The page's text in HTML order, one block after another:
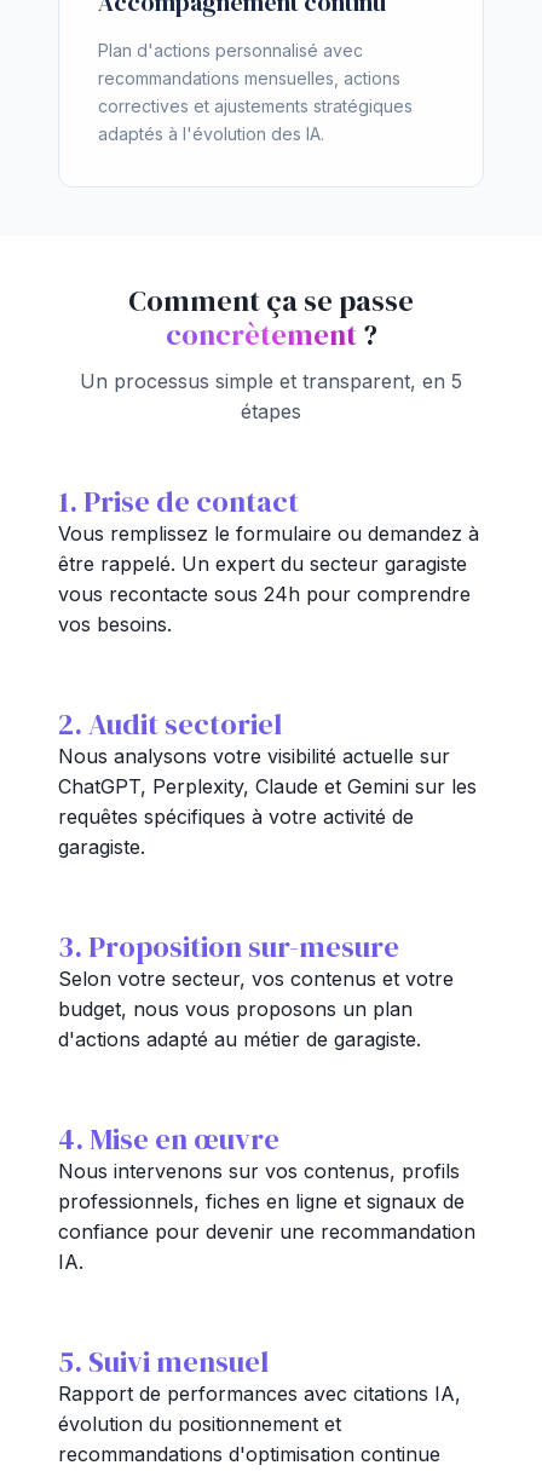
Plan d'actions personnalisé avec
recommandations mensuelles, actions
correctives et ajustements stratégiques
adaptés à l'évolution des IA.
Comment ça se passe
concrètement?
Un processus simple et transparent, en 5
étapes
1. Prise de contact
Vous remplissez le formulaire ou demandez à
être rappelé. Un expert du secteur garagiste
vous recontacte sous 24h pour comprendre
vos besoins.
2. Audit sectoriel
Nous analysons votre visibilité actuelle sur
ChatGPT, Perplexity, Claude et Gemini sur les
requêtes spécifiques à votre activité de
garagiste.
3. Proposition sur-mesure
Selon votre secteur, vos contenus et votre
budget, nous vous proposons un plan
d'actions adapté au métier de garagiste.
4. Mise en œuvre
Nous intervenons sur vos contenus, profils
professionnels, fiches en ligne et signaux de
confiance pour devenir une recommandation
IA.
5. Suivi mensuel
Rapport de performances avec citations IA,
évolution du positionnement et
recommandations d'optimisation continue